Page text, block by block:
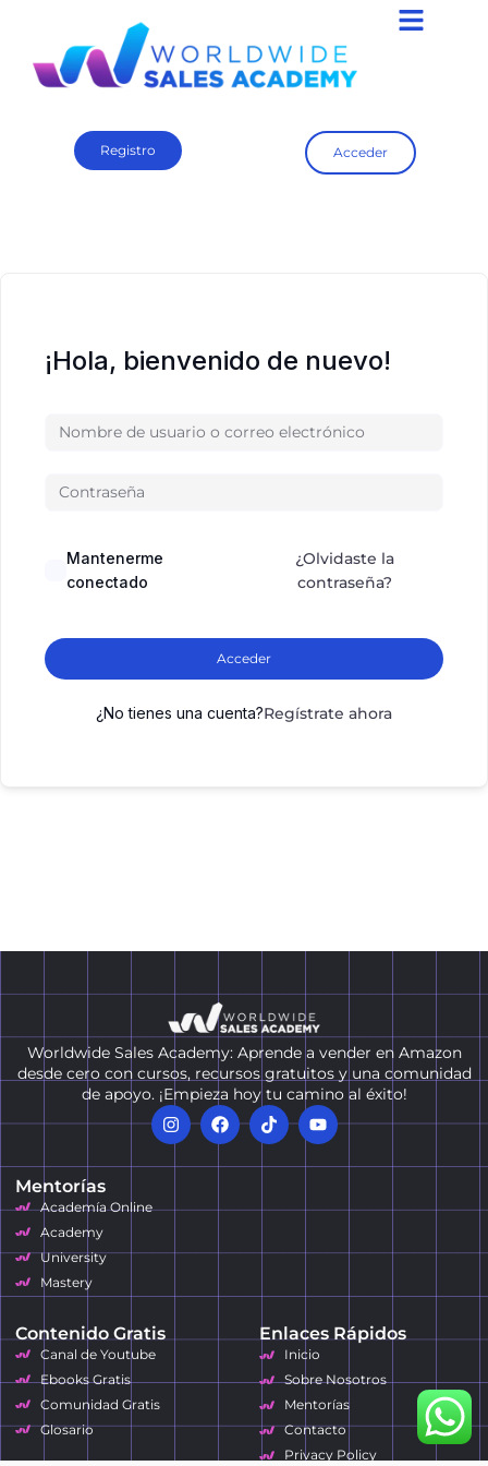
Registro Acceder
¡Hola, bienvenido de nuevo!
Mantenerme
conectado
¿Olvidaste la
contraseña?
Acceder
¿No tienes una cuenta?Regístrate ahora
Worldwide Sales Academy: Aprende a vender en Amazon
desde cero con cursos, recursos gratuitos y una comunidad
de apoyo. ¡Empieza hoy tu camino al éxito!
Mentorías
Academía Online
Academy
University
Mastery
Contenido Gratis
Canal de Youtube
Ebooks Gratis
Comunidad Gratis
Glosario
Enlaces Rápidos
Inicio
Sobre Nosotros
Mentorías
Contacto
Privacy Policy